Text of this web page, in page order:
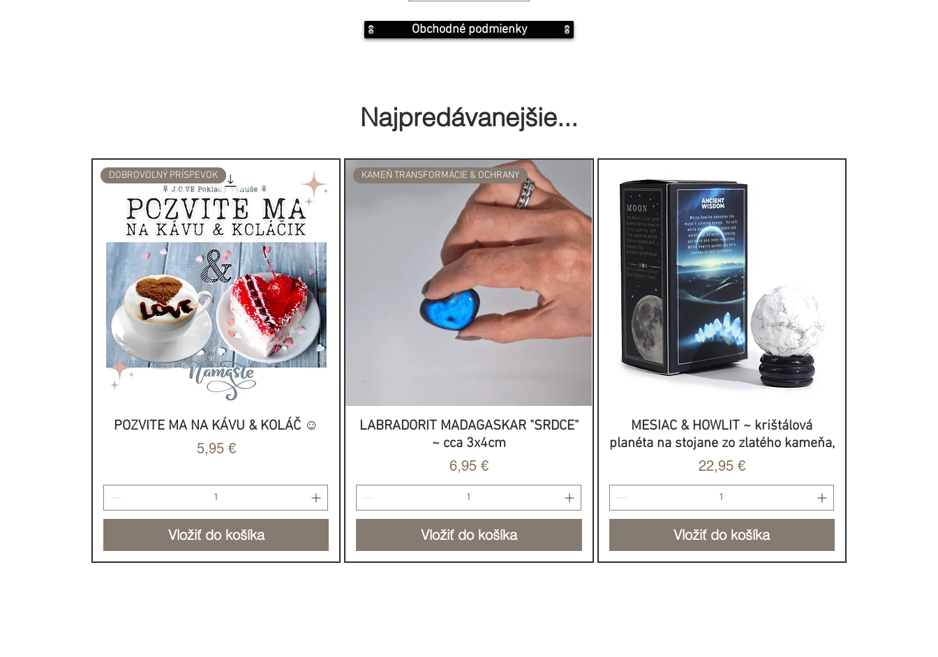
Obchodné podmienky
Najpredávanejšie...
Rýchle zobrazenie
DOBROVOĽNÝ PRÍSPEVOK
POZVITE MA NA KÁVU & KOLÁČ ☺️
Cena
5,95 €
Vložiť do košíka
Rýchle zobrazenie
KAMEŇ TRANSFORMÁCIE & OCHRANY
LABRADORIT MADAGASKAR "SRDCE"
~ cca 3x4cm
Cena
6,95 €
Vložiť do košíka
Rýchle zobrazenie
MESIAC & HOWLIT ~ krištálová
planéta na stojane zo zlatého kameňa,
Cena
22,95 €
Vložiť do košíka